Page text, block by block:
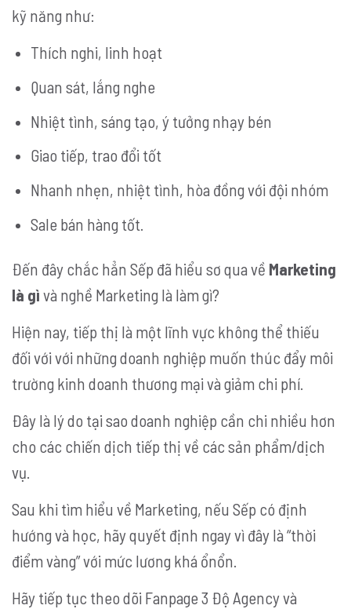
kỹ năng như:
Thích nghi, linh hoạt
Quan sát, lắng nghe
Nhiệt tình, sáng tạo, ý tưởng nhạy bén
Giao tiếp, trao đổi tốt
Nhanh nhẹn, nhiệt tình, hòa đồng với đội nhóm
Sale bán hàng tốt.
Đến đây chắc hẳn Sếp đã hiểu sơ qua về Marketing
là gì và nghề Marketing là làm gì?
Hiện nay, tiếp thị là một lĩnh vực không thể thiếu
đối với với những doanh nghiệp muốn thúc đẩy môi
trường kinh doanh thương mại và giảm chi phí.
Đây là lý do tại sao doanh nghiệp cần chi nhiều hơn
cho các chiến dịch tiếp thị về các sản phẩm/dịch
vụ.
Sau khi tìm hiểu về Marketing, nếu Sếp có định
hướng và học, hãy quyết định ngay vì đây là “thời
điểm vàng” với mức lương khá ổnổn.
Hãy tiếp tục theo dõi Fanpage 3 Độ Agency và